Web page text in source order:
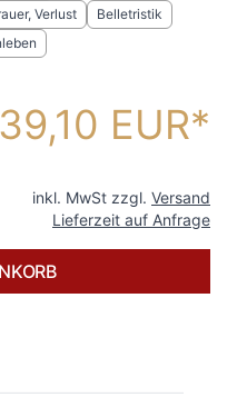
Verlust
Belletristik
39,10 EUR
inkl. MwSt zzgl. Versand
Lieferzeit auf Anfrage